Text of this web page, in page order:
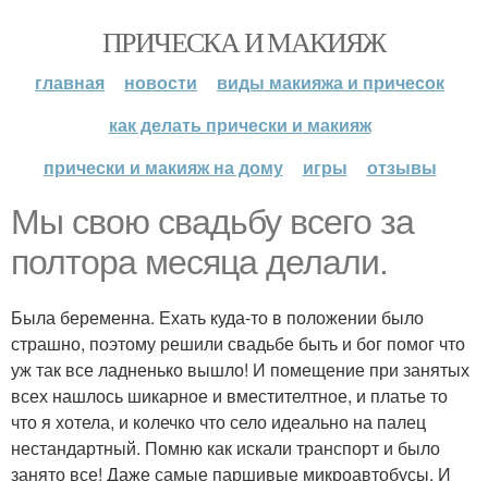
ПРИЧЕСКА И МАКИЯЖ
главная новости
виды макияжа и причесок
как делать прически и макияж
прически и макияж на дому
игры отзывы
Мы свою свадьбу всего за
полтора месяца делали.
Была беременна. Ехать куда-то в положении было
страшно, поэтому решили свадьбе быть и бог помог что
уж так все ладненько вышло! И помещение при занятых
всех нашлось шикарное и вместителтное, и платье то
что я хотела, и колечко что село идеально на палец
нестандартный. Помню как искали транспорт и было
занято все! Даже самые паршивые микроавтобусы. И